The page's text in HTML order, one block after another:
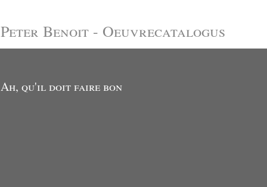
Peter Benoit - Oeuvrecatalogus
Ah, qu'il doit faire bon